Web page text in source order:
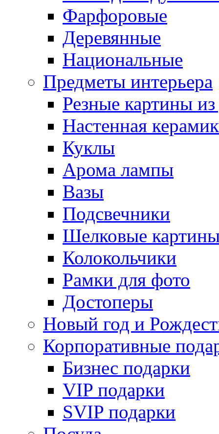
Фарфоровые
Деревянные
Национальные
Предметы интерьера
Резные картины из
Настенная
Куклы
Арома лампы
Вазы
Подсвечники
Шелковые
Колокольчики
Рамки для фото
Достоперы
Новый год и
Корпоративные
Бизнес подарки
VIP подарки
SVIP подарки